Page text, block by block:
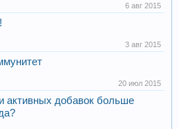
6 авг 2015
3 авг 2015
20 июл 2015
активных добавок больше